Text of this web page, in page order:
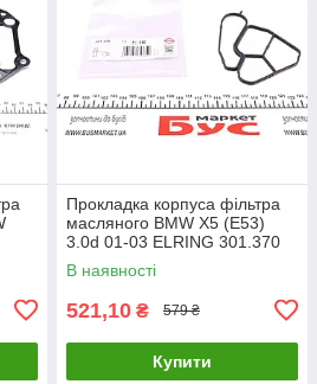
Прокладка корпуса фільтра
масляного BMW X5 (E53)
3.0d 01-03 ELRING 301.370
UA61
В наявності
521,10 ₴ 579 ₴
Купити